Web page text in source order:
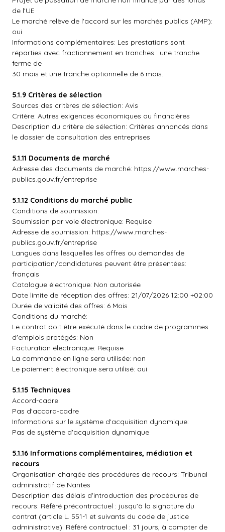
de l'UE
Le marché relève de l'accord sur les marchés publics (AMP):
oui
Informations complémentaires: Les prestations sont
réparties avec fractionnement en tranches : une tranche
ferme de
30 mois et une tranche optionnelle de 6 mois.
5.1.9 Critères de sélection
Sources des critères de sélection: Avis
Critère: Autres exigences économiques ou financières
Description du critère de sélection: Critères annoncés dans
le dossier de consultation des entreprises
5.1.11 Documents de marché
Adresse des documents de marché: https://www.marches-
publics.gouv.fr/entreprise
5.1.12 Conditions du marché public
Conditions de soumission:
Soumission par voie électronique: Requise
Adresse de soumission: https://www.marches-
publics.gouv.fr/entreprise
Langues dans lesquelles les offres ou demandes de
participation/candidatures peuvent être présentées:
français
Catalogue électronique: Non autorisée
Date limite de réception des offres: 21/07/2026 12:00 +02:00
Durée de validité des offres: 6 Mois
Conditions du marché:
Le contrat doit être exécuté dans le cadre de programmes
d'emplois protégés: Non
Facturation électronique: Requise
La commande en ligne sera utilisée: non
Le paiement électronique sera utilisé: oui
5.1.15 Techniques
Accord-cadre:
Pas d'accord-cadre
Informations sur le système d'acquisition dynamique:
Pas de système d'acquisition dynamique
5.1.16 Informations complémentaires, médiation et
recours
Organisation chargée des procédures de recours: Tribunal
administratif de Nantes
Description des délais d'introduction des procédures de
recours: Référé précontractuel : jusqu'à la signature du
contrat (article L. 551-1 et suivants du code de justice
administrative). Référé contractuel : 31 jours, à compter de